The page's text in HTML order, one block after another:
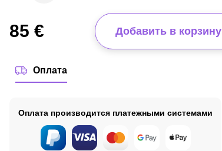
85 € Добавить в корзину
Оплата
Оплата производится платежными системами